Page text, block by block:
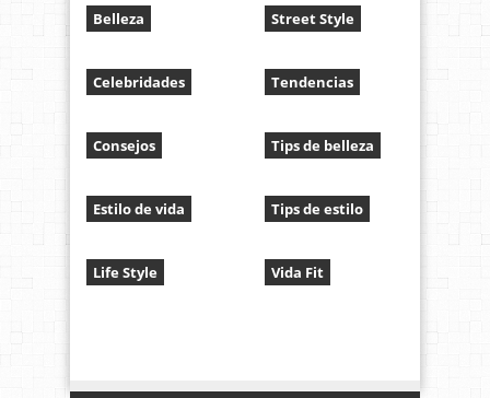
Belleza
Celebridades
Consejos
Estilo de vida
Life Style
Street Style
Tendencias
Tips de belleza
Tips de estilo
Vida Fit